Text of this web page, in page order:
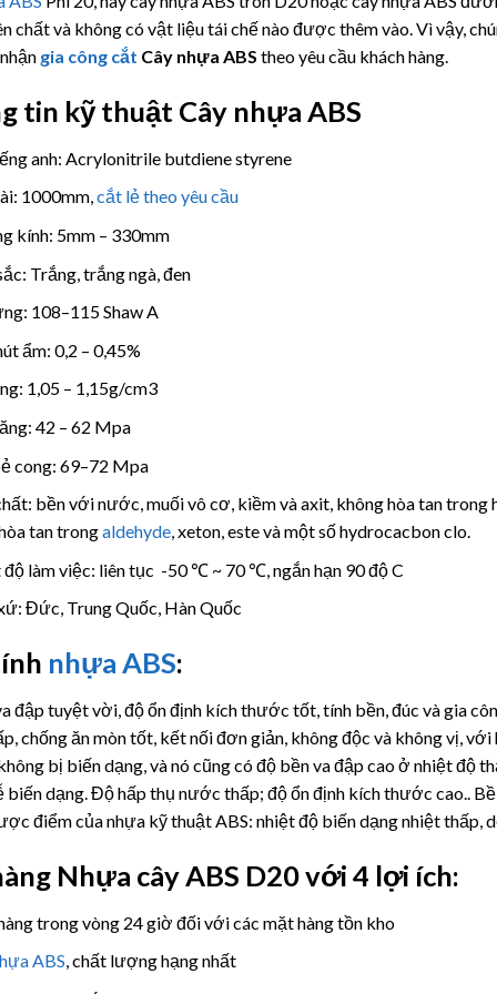
chất và không có vật liệu tái chế nào được thêm vào. Vì vậy,
gia công cắt Cây nhựa ABS theo yêu cầu khách hàng.
tin kỹ thuật Cây nhựa ABS
anh: Acrylonitrile butdiene styrene
1000mm,cắt lẻ theo yêu cầu
kính: 5mm – 330mm
Trắng, trắng ngà, đen
108–115 Shaw A
ẩm: 0,2 – 0,45%
1,05 – 1,15g/cm3
42 – 62 Mpa
cong: 69–72 Mpa
bền với nước, muối vô cơ, kiềm và axit, không hòa tan
tan trongaldehyde, xeton, este và một số hydrocacbon clo.
làm việc: liên tục -50 ℃ ~ 70 ℃, ngắn hạn 90 độ C
Đức, Trung Quốc, Hàn Quốc
nhựa ABS:
đập tuyệt vời, độ ổn định kích thước tốt, tính bền, đúc và gia
chống ăn mòn tốt, kết nối đơn giản, không độc và không vị,
bị biến dạng, và nó cũng có độ bền va đập cao ở nhiệt độ
biến dạng. Độ hấp thụ nước thấp; độ ổn định kích thước cao..
điểm của nhựa kỹ thuật ABS: nhiệt độ biến dạng nhiệt thấp,
Nhựa cây ABS D20 với 4 lợi ích:
trong vòng 24 giờ đối với các mặt hàng tồn kho
ABS, chất lượng hạng nhất